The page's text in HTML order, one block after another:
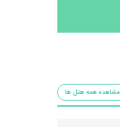
مشاهده همه هتل ها